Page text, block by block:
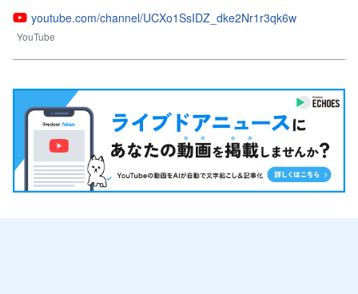
youtube.com/channel/UCXo1SsIDZ_dke2Nr1r3qk6w
YouTube